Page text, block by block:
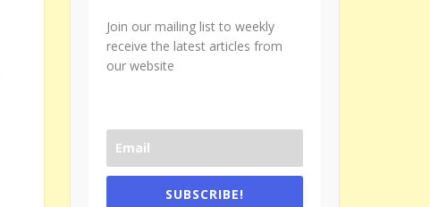
Join our mailing list to weekly
receive the latest articles from
our website
SUBSCRIBE!